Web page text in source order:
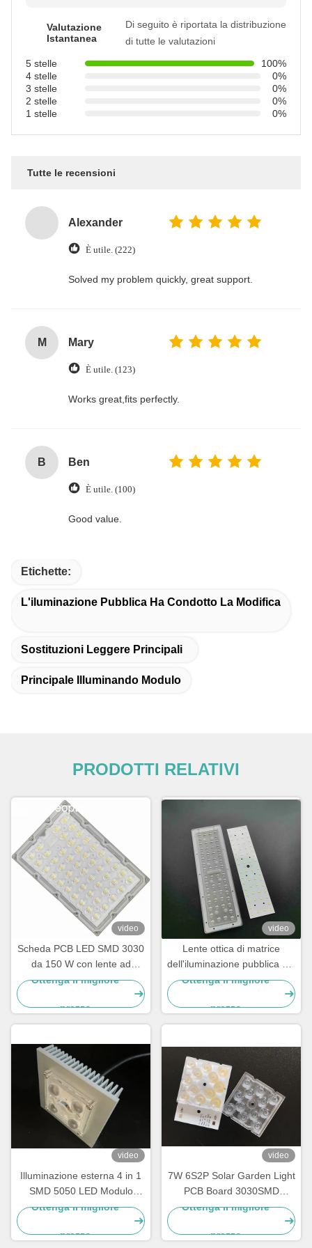
Valutazione
Istantanea
Di seguito è riportata la distribuzione
di tutte le valutazioni
5 stelle
100%
4 stelle
0%
3 stelle
0%
2 stelle
0%
1 stelle
0%
Tutte le recensioni
Alexander
È utile. (222)
Solved my problem quickly, great support.
M Mary
È utile. (123)
Works great,fits perfectly.
B Ben
È utile. (100)
Good value.
Etichette:
L'iluminazione Pubblica Ha Condotto La Modifica
Sostituzioni Leggere Principali
Principale Illuminando Modulo
PRODOTTI RELATIVI
video
Scheda PCB LED SMD 3030
da 150 W con lente ad
angolo di fascio TYPE2-M
Grossista
Ottenga il migliore
prezzo
video
Lente ottica di matrice
dell'iluminazione pubblica del
modulo del PWB del modulo
lampada di via del PC
Ottenga il migliore
prezzo
video
Illuminazione esterna 4 in 1
SMD 5050 LED Modulo
10W-15W Con lente a
150x75 gradi impermeabile
Ottenga il migliore
prezzo
video
7W 6S2P Solar Garden Light
PCB Board 3030SMD
Modulo personalizzato
Ottenga il migliore
prezzo